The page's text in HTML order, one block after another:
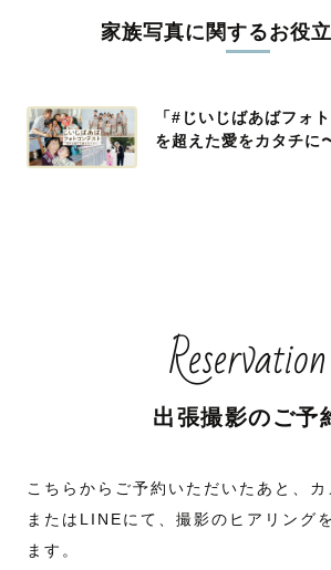
家族写真に関するお役
「#じいじばあばフォ
を超えた愛をカタチに
Reservation
出張撮影のご予
こちらからご予約いただいたあと、
またはLINEにて、撮影のヒアリング
ます。